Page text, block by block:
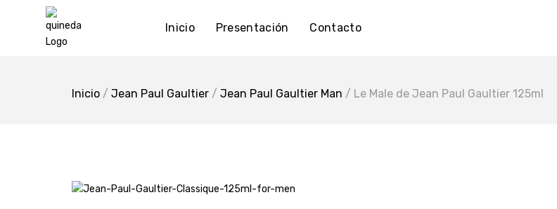
Inicio Presentación Contacto
Inicio / Jean Paul Gaultier / Jean Paul Gaultier Man / Le Male de Jean Paul Gaultier 125ml